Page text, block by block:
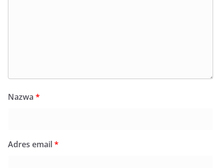
Nazwa *
Adres email*